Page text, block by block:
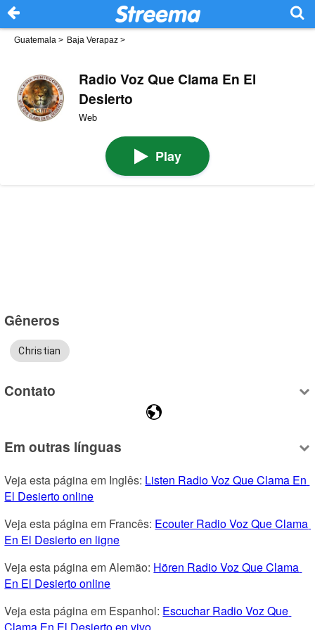
Guatemala > Baja Verapaz >
Radio Voz Que Clama En El
Desierto
Web
Play
Gêneros
Christian
Contato
Em outras línguas
Veja esta página em Inglês: Listen Radio Voz Que Clama En
El Desierto online
Veja esta página em Francês: Ecouter Radio Voz Que Clama
En El Desierto en ligne
Veja esta página em Alemão: Hören Radio Voz Que Clama
En El Desierto online
Veja esta página em Espanhol: Escuchar Radio Voz Que
Clama En El Desierto en vivo